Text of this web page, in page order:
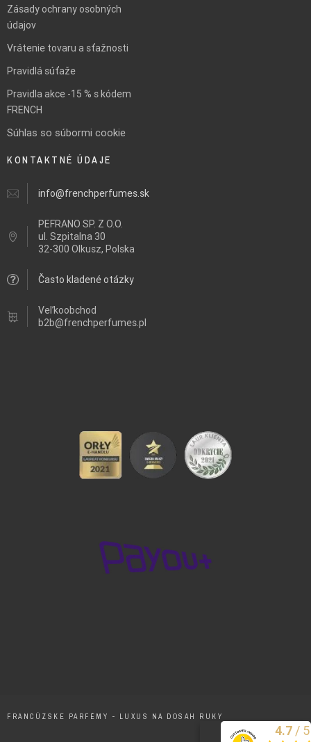
Zásady ochrany osobných
údajov
Vrátenie tovaru a sťažnosti
Pravidlá súťaže
Pravidla akce -15 % s kódem
FRENCH
Súhlas so súbormi cookie
KONTAKTNÉ ÚDAJE
info@frenchperfumes.sk
PEFRANO SP. Z O.O.
ul. Szpitalna 30
32-300 Olkusz, Polska
Často kladené otázky
Veľkoobchod
b2b@frenchperfumes.pl
FRANCÚZSKE PARFÉMY - LUXUS NA DOSAH RUKY
Excelentne
4.7 / 5